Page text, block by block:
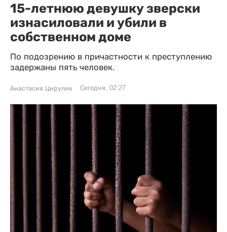
15-летнюю девушку зверски
изнасиловали и убили в
собственном доме
По подозрению в причастности к преступлению
задержаны пять человек.
Анастасия Цирулик Сегодня, 02:27